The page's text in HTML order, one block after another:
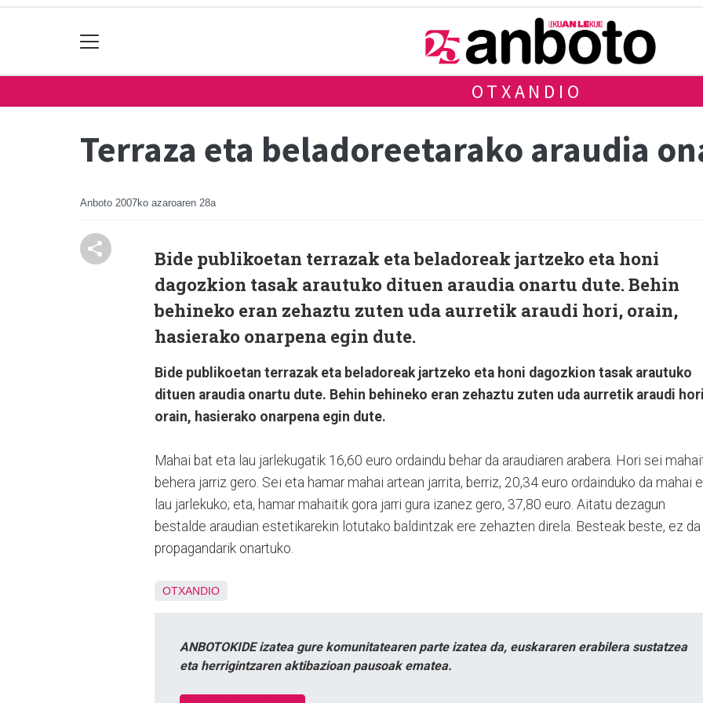
OTXANDIO
Terraza eta beladoreetarako araudia
Anboto 2007ko azaroaren 28a
Bide publikoetan terrazak eta beladoreak jartzeko eta honi
dagozkion tasak arautuko dituen araudia onartu dute. Behin
behineko eran zehaztu zuten uda aurretik araudi hori, orain,
hasierako onarpena egin dute.
Bide publikoetan terrazak eta beladoreak jartzeko eta honi dagozkion tasak arautuko
dituen araudia onartu dute. Behin behineko eran zehaztu zuten uda aurretik araudi
orain, hasierako onarpena egin dute.
Mahai bat eta lau jarlekugatik 16,60 euro ordaindu behar da araudiaren arabera. Hori sei
behera jarriz gero. Sei eta hamar mahai artean jarrita, berriz, 20,34 euro ordainduko da mahai
lau jarlekuko; eta, hamar mahaitik gora jarri gura izanez gero, 37,80 euro. Aitatu dezagun
bestalde araudian estetikarekin lotutako baldintzak ere zehazten direla. Besteak beste, ez da
propagandarik onartuko.
OTXANDIO
ANBOTOKIDE izatea gure komunitatearen parte izatea da, euskararen erabilera sustatzea
eta herrigintzaren aktibazioan pausoak ematea.